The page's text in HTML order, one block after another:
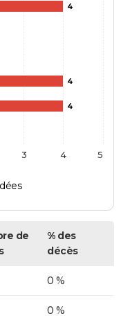
4
4
4
3 4 5
de
% des
décès
0 %
0 %